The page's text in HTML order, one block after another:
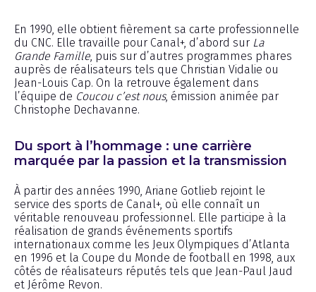
En 1990, elle obtient fièrement sa carte professionnelle
du CNC. Elle travaille pour Canal+, d’abord sur La
Grande Famille , puis sur d’autres programmes phares
auprès de réalisateurs tels que Christian Vidalie ou
Jean-Louis Cap. On la retrouve également dans
l’équipe de Coucou c’est nous, émission animée par
Christophe Dechavanne.
Du sport à l’hommage : une carrière
marquée par la passion et la transmission
À partir des années 1990, Ariane Gotlieb rejoint le
service des sports de Canal+, où elle connaît un
véritable renouveau professionnel. Elle participe à la
réalisation de grands événements sportifs
internationaux comme les Jeux Olympiques d’Atlanta
en 1996 et la Coupe du Monde de football en 1998, aux
côtés de réalisateurs réputés tels que Jean-Paul Jaud
et Jérôme Revon.